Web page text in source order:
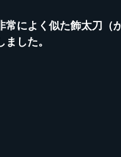
によく似た飾太刀（
した。